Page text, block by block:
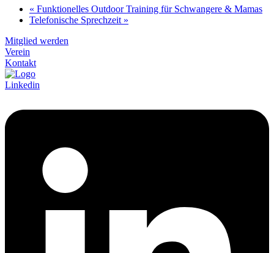
« Funktionelles Outdoor Training für Schwangere & Mamas
Telefonische Sprechzeit »
Mitglied werden
Verein
Kontakt
Linkedin